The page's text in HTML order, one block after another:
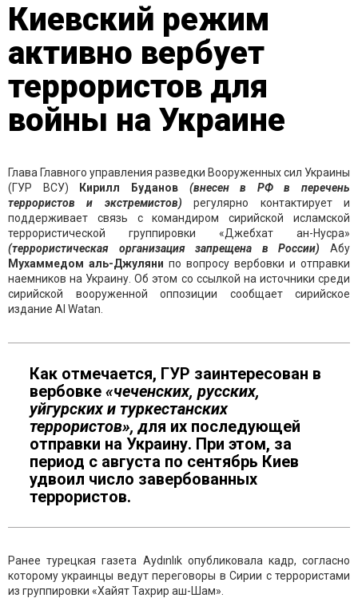
Киевский режим
активно вербует
террористов для
войны на Украине
Глава Главного управления разведки Вооруженных сил Украины
(ГУР ВСУ)
Кирилл Буданов
(внесен в РФ в перечень
террористов и экстремистов) регулярно контактирует и
поддерживает связь с командиром сирийской исламской
террористической группировки «Джебхат ан-Нусра»
(террористическая организация запрещена в России) Абу
Мухаммедом аль-Джуляни по вопросу вербовки и отправки
наемников на Украину. Об этом со ссылкой на источники среди
сирийской вооруженной оппозиции сообщает сирийское
издание Al Watan.
Как отмечается, ГУР заинтересован в
вербовке «чеченских, русских,
уйгурских и туркестанских
террористов», для их последующей
отправки на Украину. При этом, за
период с августа по сентябрь Киев
удвоил число завербованных
террористов.
Ранее турецкая газета Aydınlık опубликовала кадр, согласно
которому украинцы ведут переговоры в Сирии с террористами
из группировки «Хайят Тахрир аш-Шам».